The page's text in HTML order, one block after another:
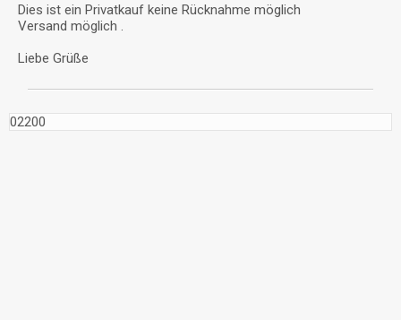
Dies ist ein Privatkauf keine Rücknahme möglich
Versand möglich .
Liebe Grüße
02200